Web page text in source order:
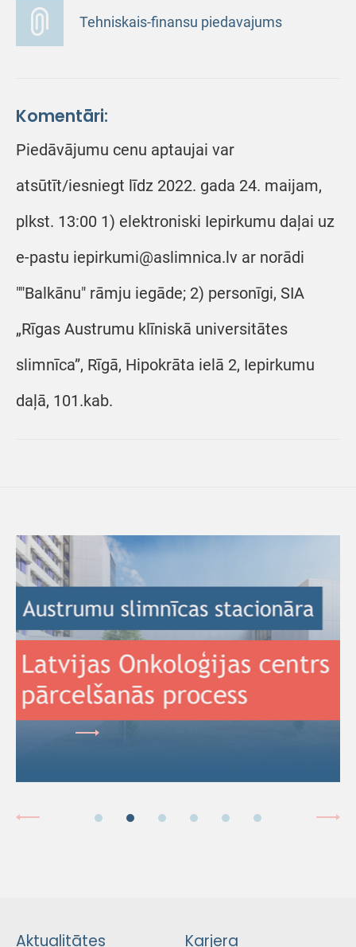
Tehniskais-finansu piedavajums
Komentāri:
Piedāvājumu cenu aptaujai var
atsūtīt/iesniegt līdz 2022. gada 24. maijam,
plkst. 13:00 1) elektroniski Iepirkumu daļai uz
e-pastu iepirkumi@aslimnica.lv ar norādi
""Balkānu" rāmju iegāde; 2) personīgi, SIA
„Rīgas Austrumu klīniskā universitātes
slimnīca”, Rīgā, Hipokrāta ielā 2, Iepirkumu
daļā, 101.kab.
Aktualitātes Karjera